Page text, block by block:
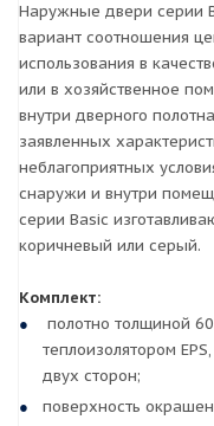
Наружные двери серии
вариант соотношения
использования в
или в хозяйственное
внутри дверного
заявленных
неблагоприятных
снаружи и внутри
серии Basic
коричневый или серый.
Комплект:
полотно толщиной
теплоизолятором
двух сторон;
поверхность